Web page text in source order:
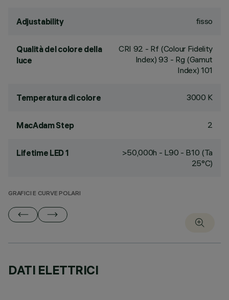
Adjustability fisso
Qualità del colore della
luce
CRI 92 - Rf (Colour Fidelity
Index) 93 - Rg (Gamut
Index) 101
Temperatura di colore 3000 K
MacAdam Step 2
Lifetime LED 1
>50,000h - L90 - B10 (Ta
25°C)
GRAFICI E CURVE POLARI
DATI ELETTRICI